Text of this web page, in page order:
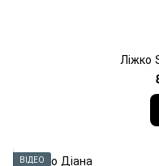
Ліжко
ВІДЕО